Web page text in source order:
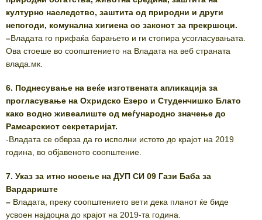
културно наследство, заштита од природни и други
непогоди, комунална хигиена со законот за прекршоци.
–Владата го прифаќа барањето и ги стопира усогласувањата.
Ова стоеше во соопштението на Владата на веб страната
влада.мк.
6. Поднесување на веќе изготвената апликација за
прогласување на Охридско Езеро и Студенчишко Блато
како водно живеалиште од меѓународно значење до
Рамсарскиот секретаријат.
-Владата се обврза да го исполни истото до крајот на 2019
година, во објавеното соопштение.
7. Указ за итно носење на ДУП СИ 09 Гази Баба за
Вардариште
– Владата, преку соопштението вети дека планот ќе биде
усвоен најдоцна до крајот на 2019-та година.